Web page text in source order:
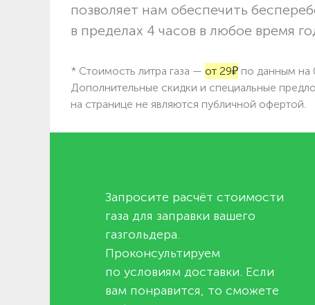
позволяет нам обеспечить
в пределах 4 часов в любое время
* Стоимость литра газа — от 29₽ по данным на
Дополнительные скидки и специальные
на странице не являются публичной офертой.
Запросите расчёт стоимости
газа для заправки вашего
газгольдера.
Проконсультируем
по условиям доставки. Если
вам понравится, то сможете